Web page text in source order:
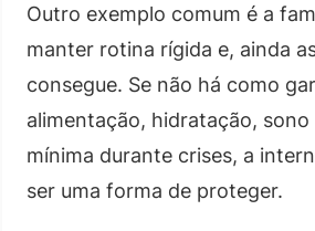
Outro exemplo comum é a
manter rotina rígida e, ainda
consegue. Se não há como
alimentação, hidratação, sono
mínima durante crises, a
ser uma forma de proteger.